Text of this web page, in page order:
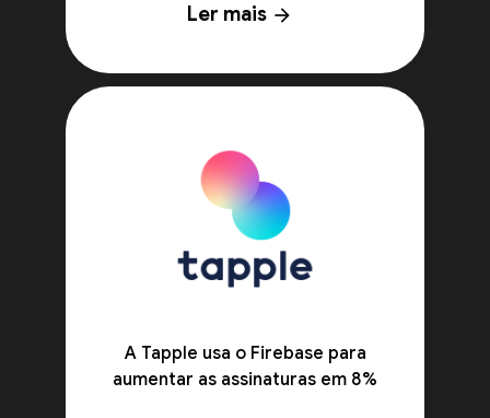
Ler mais arrow_forward
A Tapple usa o Firebase para
aumentar as assinaturas em 8%